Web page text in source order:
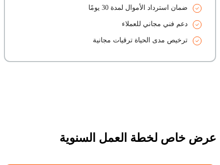
ضمان استرداد الأموال لمدة 30 يومًا
دعم فني مجاني للعملاء
ترخيص مدى الحياة ترقيات مجانية
عرض خاص لخطة العمل السنوية